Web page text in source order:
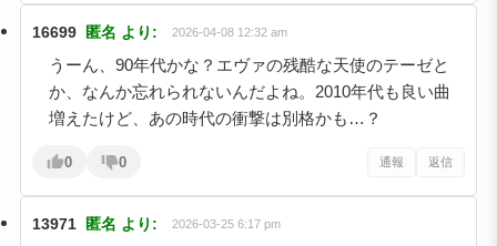
16699 匿名 より: 2026-04-08 12:32 am
うーん、90年代かな？エヴァの残酷な天使のテーゼと
か、なんか忘れられないんだよね。2010年代も良い曲
増えたけど、あの時代の衝撃は別格かも…？
0 0 通報 返信
13971 匿名 より: 2026-03-25 6:17 pm